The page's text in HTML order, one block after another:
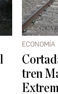
ECONOMÍA
tren